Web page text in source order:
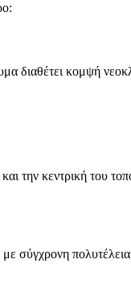
διαθέτει κομψή
την κεντρική του
με σύγχρονη